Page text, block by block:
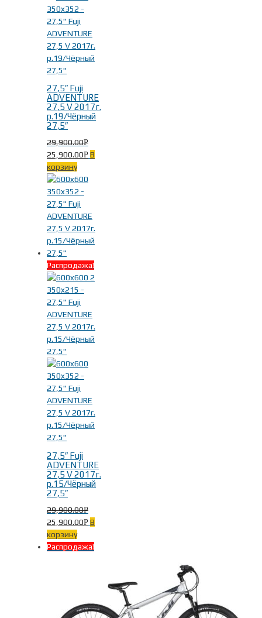
27,5″ Fuji
ADVENTURE
27,5 V 2017г.
р.19/Чёрный
27,5″
29,900.00Р
25,900.00Р В
корзину
Распродажа!
27,5″ Fuji
ADVENTURE
27,5 V 2017г.
р.15/Чёрный
27,5″
29,900.00Р
25,900.00Р В
корзину
Распродажа!